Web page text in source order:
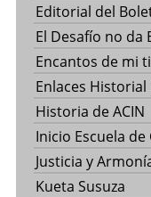
Editorial del
El Desafío no da
Encantos de mi
Enlaces Historial
Historia de ACIN
Inicio Escuela
Justicia y
Kueta Susuza